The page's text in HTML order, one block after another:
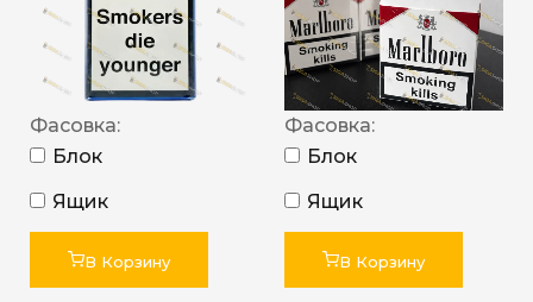
Фасовка:
Блок
Ящик
В Корзину
Фасовка:
Блок
Ящик
В Корзину